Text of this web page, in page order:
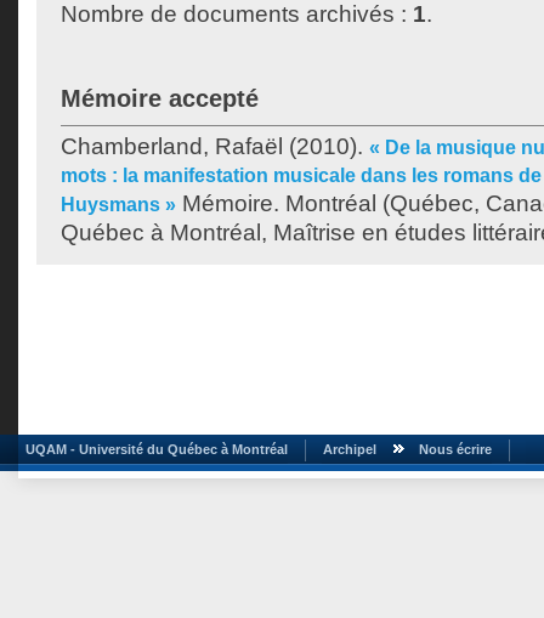
Nombre de documents archivés : 1.
Mémoire accepté
Chamberland, Rafaël (2010). « De la musique
mots : la manifestation musicale dans les romans
Huysmans » Mémoire. Montréal (Québec,
Québec à Montréal, Maîtrise en études
UQAM - Université du Québec à Montréal Archipel Nous écrire